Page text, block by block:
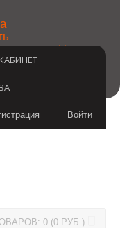
×
КАБИНЕТ
Войти
0 (0 РУБ.)